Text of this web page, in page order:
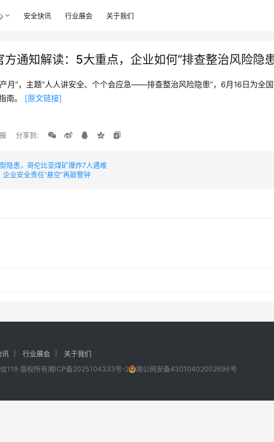
安全快讯 行业展会 关于我们
通知解读：5大重点，企业如何“排查整治风险隐
月”，主题“人人讲安全、个个会应急——排查整治风险隐患”，6月16日为全
南。 [原文链接]
分享到:
隐患，哥伦比亚煤矿爆炸7人遇难
业安全责任“悬空”再敲警钟
讯 行业展会
关于我们
119 版权所有湘ICP备2025104333号-2 湘公网安备43010402002696号